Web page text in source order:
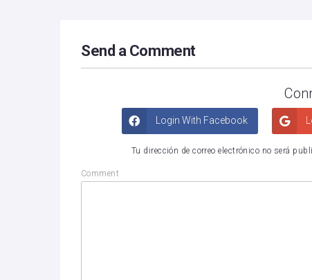
Send a Comment
Login With Facebook
Tu dirección de correo electrónico no será
Comment